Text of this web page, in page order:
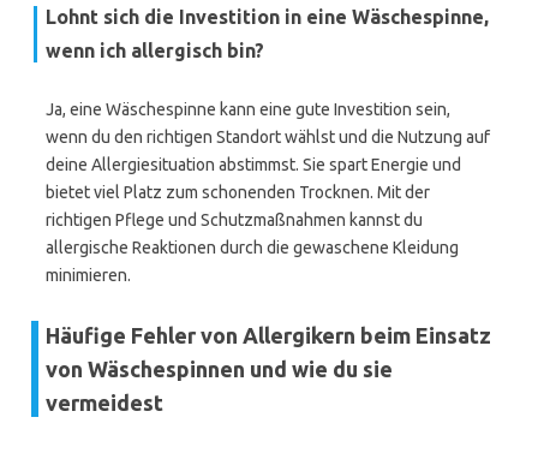
Lohnt sich die Investition in eine Wäschespinne,
wenn ich allergisch bin?
Ja, eine Wäschespinne kann eine gute Investition sein,
wenn du den richtigen Standort wählst und die Nutzung auf
deine Allergiesituation abstimmst. Sie spart Energie und
bietet viel Platz zum schonenden Trocknen. Mit der
richtigen Pflege und Schutzmaßnahmen kannst du
allergische Reaktionen durch die gewaschene Kleidung
minimieren.
Häufige Fehler von Allergikern beim Einsatz
von Wäschespinnen und wie du sie
vermeidest